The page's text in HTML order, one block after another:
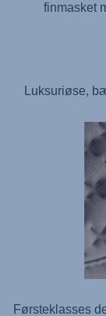
finmasket
Luksuriøse,
Førsteklasses